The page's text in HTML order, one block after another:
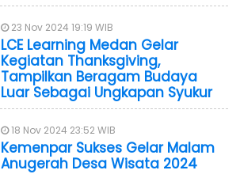
23 Nov 2024 19:19 WIB
LCE Learning Medan Gelar
Kegiatan Thanksgiving,
Tampilkan Beragam Budaya
Luar Sebagai Ungkapan Syukur
18 Nov 2024 23:52 WIB
Kemenpar Sukses Gelar Malam
Anugerah Desa Wisata 2024